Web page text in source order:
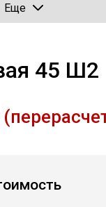
Еще
45 Ш2